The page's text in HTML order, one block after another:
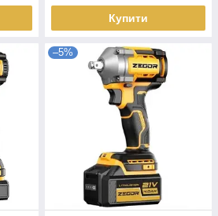
Купити
–5%